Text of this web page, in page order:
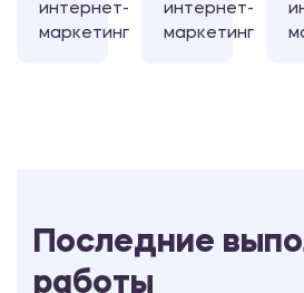
интернет-
маркетинг
интернет-
маркетинг
Последние
работы